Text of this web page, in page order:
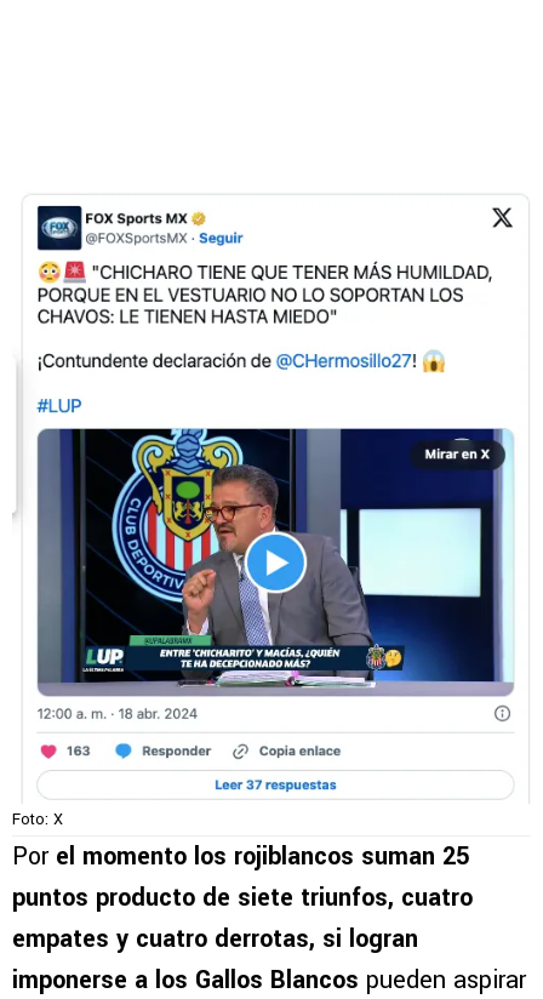
Foto: X
Por el momento los rojiblancos suman 25
puntos producto de siete triunfos, cuatro
empates y cuatro derrotas, si logran
imponerse a los Gallos Blancos pueden aspirar